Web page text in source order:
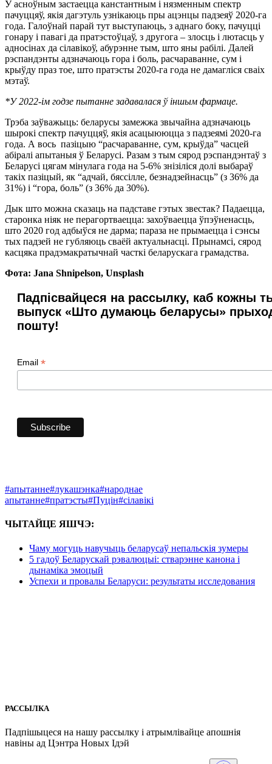
У асноўным застаецца канстантным і нязменным спектр
пачуццяў, якія дагэтуль узнікаюць пры ацэнцы падзеяў 2020-га
года. Галоўнай парай тут выступаюць, з аднаго боку, пачуцці
гонару і павагі да пратэстоўцаў, з другога – злосць і лютасць у
адносінах да сілавікоў, абурэнне тым, што яны рабілі. Далей
рэспандэнты адзначаюць гора і боль, расчараванне, сум і
крыўду праз тое, што пратэсты 2020-га года не дамагліся сваіх
мэтаў.
*У 2022-ім годзе пытанне задавалася ў іншым фармаце.
Трэба заўважыць: беларусы замежжа звычайна адзначаюць
шырокі спектр пачуццяў, якія асацыююцца з падзеямі 2020-га
года. А вось пазіцыю “расчараванне, сум, крыўда” часцей
абіралі апытаныя ў Беларусі. Разам з тым сярод рэспандэнтаў з
Беларусі цягам мінулага года на 5-6% знізіліся долі выбараў
такіх пазіцый, як “адчай, бяссілле, безнадзейнасць” (з 36% да
31%) і “гора, боль” (з 36% да 30%).
Дык што можна сказаць на падставе гэтых звестак? Падаецца,
старонка ніяк не перагортваецца: захоўваецца ўпэўненасць,
што 2020 год адбыўся не дарма; параза не прымаецца і сэнсы
тых падзей не губляюць сваёй актуальнасці. Прынамсі, сярод
касцяка прадэмакратычнай часткі беларускага грамадства.
Фота: Jana Shnipelson, Unsplash
Падпісвайцеся на рассылку, каб кожны
выпуск «Што думаюць беларусы»
пошту!
Email *
#апытанне#лукашэнка#народнае
апытанне#пратэсты#Пуцін#сілавікі
ЧЫТАЙЦЕ ЯШЧЭ:
Чаму могуць навучыць беларусаў непальскія зумеры
5 гадоў Беларускай рэвалюцыі: стварэнне канона і
дынаміка эмоцый
Успехи и провалы Беларуси: результаты исследования
РАССЫЛКА
Падпішыцеся на нашу рассылкy і атрымлівайце апошнія
навіны ад Цэнтра Новых Iдэй